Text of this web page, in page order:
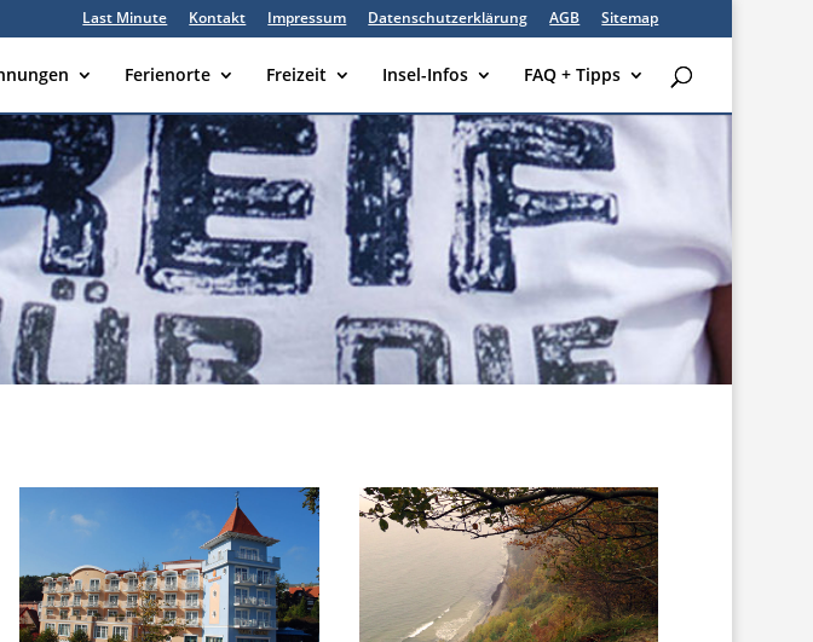
Last Minute Kontakt Impressum Datenschutzerklärung AGB Sitemap
Ferienorte Freizeit Insel-Infos FAQ + Tipps